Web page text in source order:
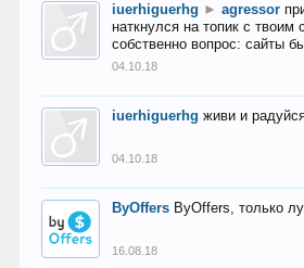
iuerhiguerhg ► agressor
наткнулся на топик с
собственно вопрос:
04.10.18
iuerhiguerhg живи и
04.10.18
ByOffers ByOffers, только
16.08.18